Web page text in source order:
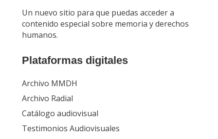
Un nuevo sitio para que puedas acceder a
contenido especial sobre memoria y derechos
humanos.
Plataformas digitales
Archivo MMDH
Archivo Radial
Catálogo audiovisual
Testimonios Audiovisuales